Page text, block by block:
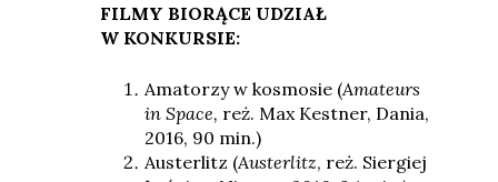
FILMY BIORĄCE UDZIAŁ
W KONKURSIE:
Amatorzy w kosmosie (Amateurs
in Space, reż. Max Kestner, Dania,
2016, 90 min.)
Austerlitz (Austerlitz, reż. Siergiej